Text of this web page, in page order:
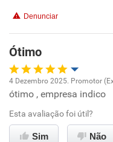
Benefícios
Recomenda esta
Recomenda a
Denunciar
Ótimo
Oportunidade de
Ambiente de trabalho
4 Dezembro 2025. Promotor
ótimo , empresa indico
Esta avaliação foi útil?
Sim Não